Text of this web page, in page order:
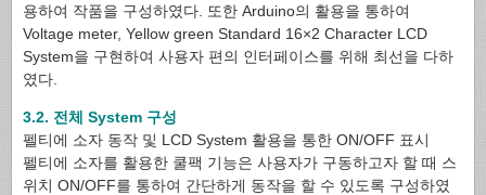
용하여 작품을 구성하였다. 또한 Arduino의 활용을 통하여
Voltage meter, Yellow green Standard 16×2 Character LCD
System을 구현하여 사용자 편의 인터페이스를 위해 최선을 다하
였다.
3.2. 전체 System 구성
펠티에 소자 동작 및 LCD System 활용을 통한 ON/OFF 표시
펠티에 소자를 활용한 쿨팩 기능은 사용자가 구동하고자 할 때 스
위치 ON/OFF를 통하여 간단하게 동작을 할 수 있도록 구성하였